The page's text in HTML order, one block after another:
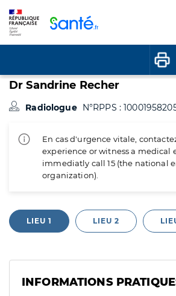
Dr Sandrine Recher
Radiologue N°RPPS :
En cas d'urgence vitale,
experience or witness a medical
immediatly call 15 (the national
organization).
LIEU 1 LIEU 2
INFORMATIONS